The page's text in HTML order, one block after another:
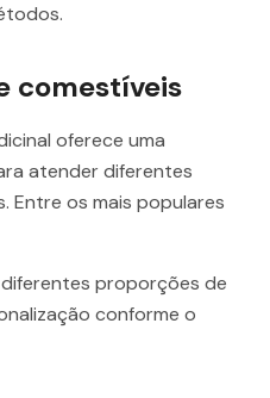
comestíveis
oferece uma
atender diferentes
Entre os mais populares
proporções de
conforme o